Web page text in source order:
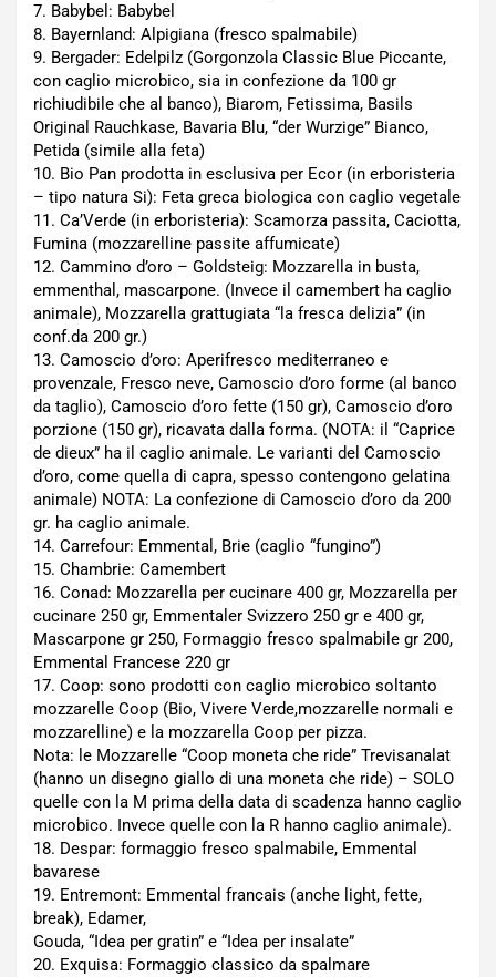
7. Babybel: Babybel
8. Bayernland: Alpigiana (fresco spalmabile)
9. Bergader: Edelpilz (Gorgonzola Classic Blue Piccante,
con caglio microbico, sia in confezione da 100 gr
richiudibile che al banco), Biarom, Fetissima, Basils
Original Rauchkase, Bavaria Blu, “der Wurzige” Bianco,
Petida (simile alla feta)
10. Bio Pan prodotta in esclusiva per Ecor (in erboristeria
– tipo natura Si): Feta greca biologica con caglio vegetale
11. Ca’Verde (in erboristeria): Scamorza passita, Caciotta,
Fumina (mozzarelline passite affumicate)
12. Cammino d’oro – Goldsteig: Mozzarella in busta,
emmenthal, mascarpone. (Invece il camembert ha caglio
animale), Mozzarella grattugiata “la fresca delizia” (in
conf.da 200 gr.)
13. Camoscio d’oro: Aperifresco mediterraneo e
provenzale, Fresco neve, Camoscio d’oro forme (al banco
da taglio), Camoscio d’oro fette (150 gr), Camoscio d’oro
porzione (150 gr), ricavata dalla forma. (NOTA: il “Caprice
de dieux” ha il caglio animale. Le varianti del Camoscio
d’oro, come quella di capra, spesso contengono gelatina
animale) NOTA: La confezione di Camoscio d’oro da 200
gr. ha caglio animale.
14. Carrefour: Emmental, Brie (caglio “fungino”)
15. Chambrie: Camembert
16. Conad: Mozzarella per cucinare 400 gr, Mozzarella per
cucinare 250 gr, Emmentaler Svizzero 250 gr e 400 gr,
Mascarpone gr 250, Formaggio fresco spalmabile gr 200,
Emmental Francese 220 gr
17. Coop: sono prodotti con caglio microbico soltanto
mozzarelle Coop (Bio, Vivere Verde,mozzarelle normali e
mozzarelline) e la mozzarella Coop per pizza.
Nota: le Mozzarelle “Coop moneta che ride” Trevisanalat
(hanno un disegno giallo di una moneta che ride) – SOLO
quelle con la M prima della data di scadenza hanno caglio
microbico. Invece quelle con la R hanno caglio animale).
18. Despar: formaggio fresco spalmabile, Emmental
bavarese
19. Entremont: Emmental francais (anche light, fette,
break), Edamer,
Gouda, “Idea per gratin” e “Idea per insalate”
20. Exquisa: Formaggio classico da spalmare